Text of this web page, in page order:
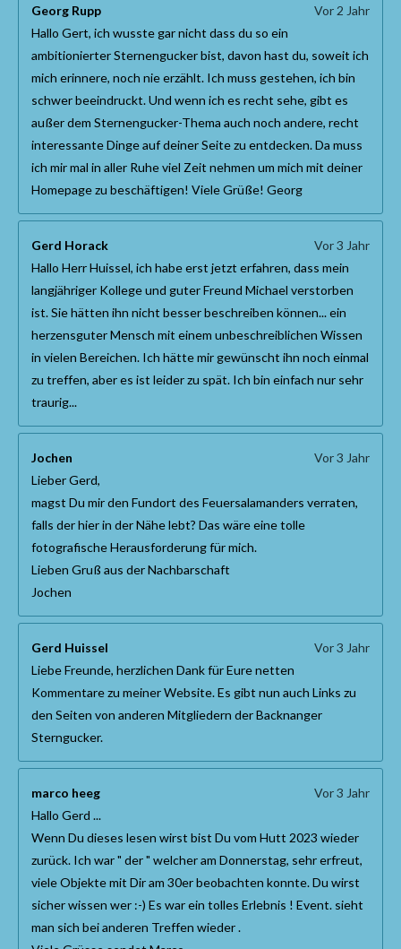
Georg Rupp
Vor 2 Jahr
Hallo Gert, ich wusste gar nicht dass du so ein
ambitionierter Sternengucker bist, davon hast du, soweit ich
mich erinnere, noch nie erzählt. Ich muss gestehen, ich bin
schwer beeindruckt. Und wenn ich es recht sehe, gibt es
außer dem Sternengucker-Thema auch noch andere, recht
interessante Dinge auf deiner Seite zu entdecken. Da muss
ich mir mal in aller Ruhe viel Zeit nehmen um mich mit deiner
Homepage zu beschäftigen! Viele Grüße! Georg
Gerd Horack
Vor 3 Jahr
Hallo Herr Huissel, ich habe erst jetzt erfahren, dass mein
langjähriger Kollege und guter Freund Michael verstorben
ist. Sie hätten ihn nicht besser beschreiben können... ein
herzensguter Mensch mit einem unbeschreiblichen Wissen
in vielen Bereichen. Ich hätte mir gewünscht ihn noch einmal
zu treffen, aber es ist leider zu spät. Ich bin einfach nur sehr
traurig...
Jochen
Vor 3 Jahr
Lieber Gerd,
magst Du mir den Fundort des Feuersalamanders verraten,
falls der hier in der Nähe lebt? Das wäre eine tolle
fotografische Herausforderung für mich.
Lieben Gruß aus der Nachbarschaft
Jochen
Gerd Huissel
Vor 3 Jahr
Liebe Freunde, herzlichen Dank für Eure netten
Kommentare zu meiner Website. Es gibt nun auch Links zu
den Seiten von anderen Mitgliedern der Backnanger
Sterngucker.
marco heeg
Vor 3 Jahr
Hallo Gerd ...
Wenn Du dieses lesen wirst bist Du vom Hutt 2023 wieder
zurück. Ich war " der " welcher am Donnerstag, sehr erfreut,
viele Objekte mit Dir am 30er beobachten konnte. Du wirst
sicher wissen wer :-) Es war ein tolles Erlebnis ! Event. sieht
man sich bei anderen Treffen wieder .